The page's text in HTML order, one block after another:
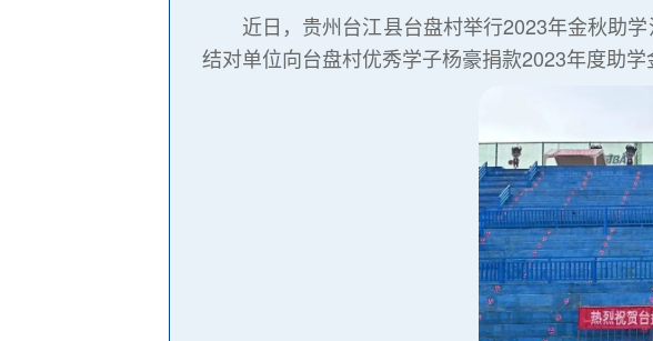
近日，贵州台江县台盘村举行2023年金秋助
结对单位向台盘村优秀学子杨豪捐款2023年度助